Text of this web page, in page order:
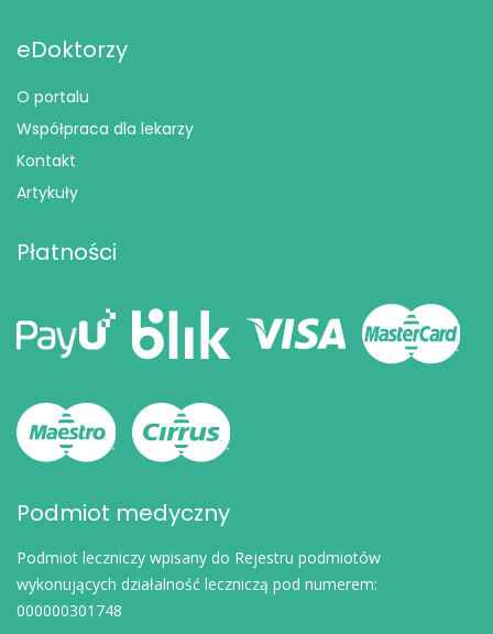
eDoktorzy
O portalu
Współpraca dla lekarzy
Kontakt
Artykuły
Płatności
Podmiot medyczny
Podmiot leczniczy wpisany do Rejestru podmiotów
wykonujących działalność leczniczą pod numerem:
000000301748